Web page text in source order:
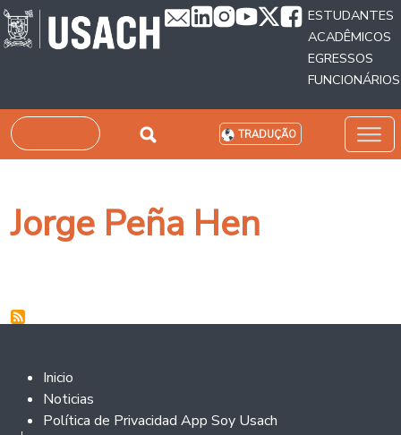
Passar para o conteúdo principal
ESTUDANTES
ACADÊMICOS
EGRESSOS
FUNCIONÁRIOS
Pesquisar TRADUÇÃO
Jorge Peña Hen
Footer 2
Inicio
Noticias
Política de Privacidad App Soy Usach